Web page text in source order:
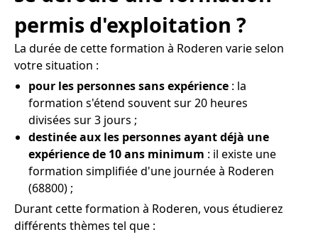
permis d'exploitation ?
La durée de cette formation à Roderen varie selon
votre situation :
pour les personnes sans expérience : la
formation s'étend souvent sur 20 heures
divisées sur 3 jours ;
destinée aux les personnes ayant déjà une
expérience de 10 ans minimum : il existe une
formation simplifiée d'une journée à Roderen
(68800) ;
Durant cette formation à Roderen, vous étudierez
différents thèmes tel que :